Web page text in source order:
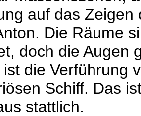
auf das
Die Räume
doch die Augen
die Verführung
Schiff. Das
stattlich.